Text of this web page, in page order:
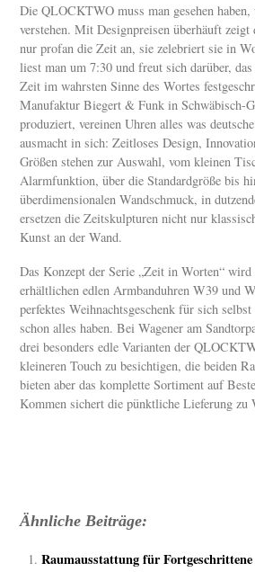
Die QLOCKTWO muss man gesehen
verstehen. Mit Designpreisen überhäuft
nur profan die Zeit an, sie zelebriert sie in
liest man um 7:30 und freut sich darüber,
Zeit im wahrsten Sinne des Wortes
Manufaktur Biegert & Funk in Schwäbisch-
produziert, vereinen Uhren alles was
ausmacht in sich: Zeitloses Design,
Größen stehen zur Auswahl, vom kleinen
Alarmfunktion, über die Standardgröße bis
überdimensionalen Wandschmuck, in
ersetzen die Zeitskulpturen nicht nur
Kunst an der Wand.
Das Konzept der Serie „Zeit in Worten“ wird
erhältlichen edlen Armbanduhren W39 und
perfektes Weihnachtsgeschenk für sich
schon alles haben. Bei Wagener am
drei besonders edle Varianten der
kleineren Touch zu besichtigen, die beiden
bieten aber das komplette Sortiment auf
Kommen sichert die pünktliche Lieferung zu
Ähnliche Beiträge:
Raumausstattung für Fortgeschrittene